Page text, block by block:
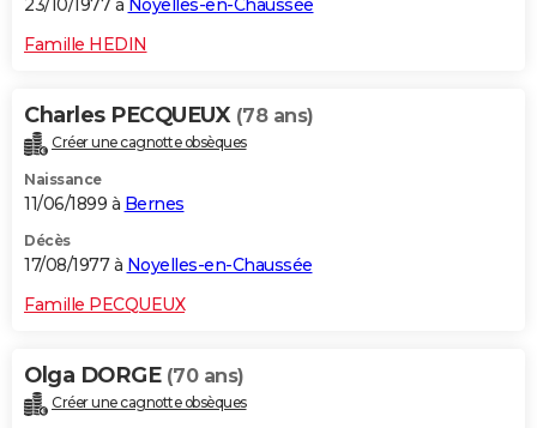
23/10/1977 à Noyelles-en-Chaussée
Famille HEDIN
Charles PECQUEUX (78 ans)
Créer une cagnotte obsèques
Naissance
11/06/1899 à Bernes
Décès
17/08/1977 à Noyelles-en-Chaussée
Famille PECQUEUX
Olga DORGE (70 ans)
Créer une cagnotte obsèques